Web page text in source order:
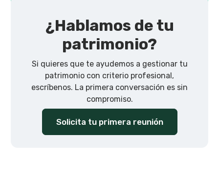
¿Hablamos de tu
patrimonio?
Si quieres que te ayudemos a gestionar tu
patrimonio con criterio profesional,
escríbenos. La primera conversación es sin
compromiso.
Solicita tu primera reunión